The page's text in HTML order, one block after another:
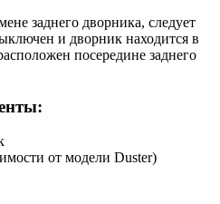
заднего дворника, следует
и дворник находится в
посередине заднего
от модели Duster)